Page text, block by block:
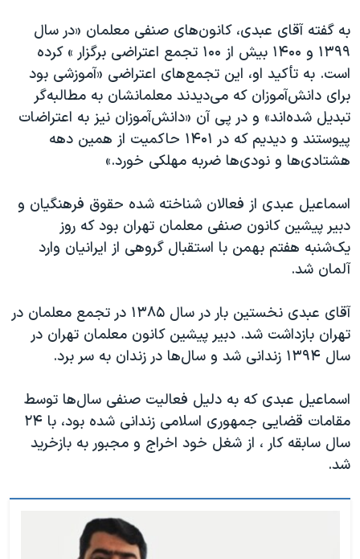
به گفته آقای عبدی، کانون‌های صنفی معلمان «در سال
۱۳۹۹ و ۱۴۰۰ بیش از ۱۰۰ تجمع اعتراضی برگزار » کرده
است. به تأکید او، این تجمع‌های اعتراضی «آموزشی بود
برای دانش‌آموزان که می‌دیدند معلمانشان به مطالبه‌گر
تبدیل شده‌اند» و در پی آن «دانش‌آموزان نیز به اعتراضات
پیوستند و دیدیم که در ۱۴۰۱ حاکمیت از همین دهه
هشتادی‌ها و نودی‌ها ضربه مهلکی خورد.»
اسماعیل عبدی از فعالان شناخته شده حقوق فرهنگیان و
دبیر پیشین کانون صنفی معلمان تهران بود که روز
یک‌شنبه هفتم بهمن با استقبال گروهی از ایرانیان وارد
آلمان شد.
آقای عبدی نخستین بار در سال ۱۳۸۵ در تجمع معلمان در
تهران بازداشت شد. دبیر پیشین کانون معلمان تهران در
سال ۱۳۹۴ زندانی شد و سال‌ها در زندان به سر برد.
اسماعیل عبدی که به دلیل فعالیت صنفی سال‌ها توسط
مقامات قضایی جمهوری اسلامی زندانی شده بود، با ۲۴
سال سابقه کار ، از شغل خود اخراج و مجبور به بازخرید
شد.